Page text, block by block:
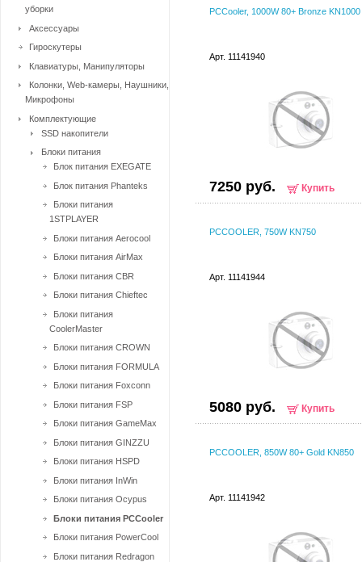
PCCooler, 1000W 80+ Bronze KN1000
Арт. 11141940
7250 руб. Купить
PCCOOLER, 750W KN750
Арт. 11141944
5080 руб. Купить
PCCOOLER, 850W 80+ Gold KN850
Арт. 11141942
уборки
Аксессуары
Гироскутеры
Клавиатуры, Манипуляторы
Колонки, Web-камеры, Наушники,
Микрофоны
Комплектующие
SSD накопители
Блоки питания
Блок питания EXEGATE
Блок питания Phanteks
Блоки питания
1STPLAYER
Блоки питания Aerocool
Блоки питания AirMax
Блоки питания CBR
Блоки питания Chieftec
Блоки питания
CoolerMaster
Блоки питания CROWN
Блоки питания FORMULA
Блоки питания Foxconn
Блоки питания FSP
Блоки питания GameMax
Блоки питания GINZZU
Блоки питания HSPD
Блоки питания InWin
Блоки питания Ocypus
Блоки питания PCCooler
Блоки питания PowerCool
Блоки питания Redragon